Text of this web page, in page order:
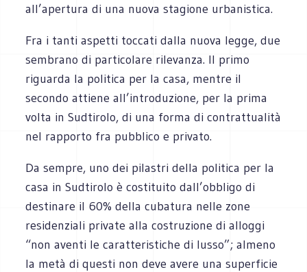
all’apertura di una nuova stagione urbanistica.
Fra i tanti aspetti toccati dalla nuova legge, due
sembrano di particolare rilevanza. Il primo
riguarda la politica per la casa, mentre il
secondo attiene all’introduzione, per la prima
volta in Sudtirolo, di una forma di contrattualità
nel rapporto fra pubblico e privato.
Da sempre, uno dei pilastri della politica per la
casa in Sudtirolo è costituito dall’obbligo di
destinare il 60% della cubatura nelle zone
residenziali private alla costruzione di alloggi
“non aventi le caratteristiche di lusso”; almeno
la metà di questi non deve avere una superficie